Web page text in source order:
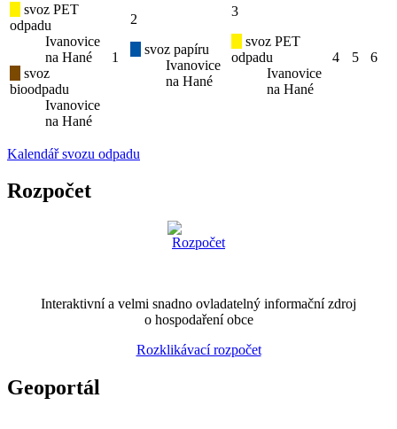
svoz PET
odpadu
Ivanovice
na Hané
svoz
bioodpadu
Ivanovice
na Hané
1
2
svoz papíru
Ivanovice
na Hané
3
svoz PET
odpadu
Ivanovice
na Hané
4 5 6
Kalendář svozu odpadu
Rozpočet
Interaktivní a velmi snadno ovladatelný informační zdroj
o hospodaření obce
Rozklikávací rozpočet
Geoportál